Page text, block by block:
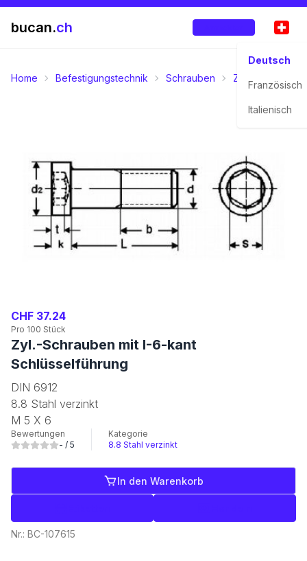
bucan.ch
Deutsch
Französisch
Italienisch
Home Befestigungstechnik Schrauben
CHF 37.24
Pro 100 Stück
Zyl.-Schrauben mit I-6-kant
Schlüsselführung
DIN 6912
8.8 Stahl verzinkt
M 5 X 6
Bewertungen
- / 5
Kategorie
8.8 Stahl verzinkt
In den Warenkorb
Nr.: BC-107615